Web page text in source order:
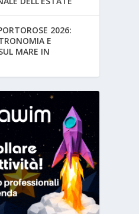
2026:
E
MARE IN